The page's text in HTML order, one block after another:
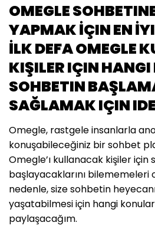
OMEGLE
YAPMAK İÇIN EN
İLK DEFA OMEGLE
KIŞILER IÇIN
SOHBETIN
SAĞLAMAK IÇIN
Omegle, rastgele insanlarla
konuşabileceğiniz bir sohbet
Omegle’ı kullanacak kişiler için
başlayacaklarını bilememeleri
nedenle, size sohbetin
yaşatabilmesi için hangi
paylaşacağım.